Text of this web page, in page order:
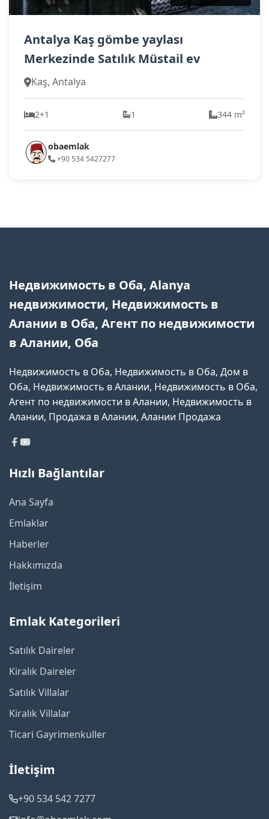
Antalya Kaş gömbe yaylası
Merkezinde Satılık Müstail ev
Kaş, Antalya
2+1 1 344 m²
obaemlak
+90 534 5427277
Недвижимость в Оба, Alanya
недвижимости, Недвижимость в
Алании в Оба, Агент по недвижимости
в Алании, Оба
Недвижимость в Оба, Недвижимость в Оба, Дом в
Оба, Недвижимость в Алании, Недвижимость в Оба,
Агент по недвижимости в Алании, Недвижимость в
Алании, Продажа в Алании, Алании Продажа
Hızlı Bağlantılar
Ana Sayfa
Emlaklar
Haberler
Hakkımızda
İletişim
Emlak Kategorileri
Satılık Daireler
Kiralık Daireler
Satılık Villalar
Kiralık Villalar
Ticari Gayrimenkuller
İletişim
+90 534 542 7277